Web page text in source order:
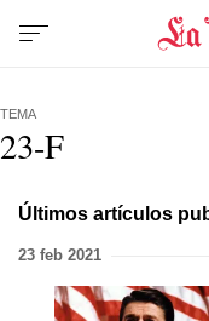
TEMA
23-F
Últimos artículos
23 feb 2021